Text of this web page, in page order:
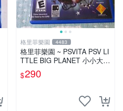
格里菲樂園 4483
格里菲樂園 ~ PSVITA PSV LI
TTLE BIG PLANET 小小大星
球 美版
$290